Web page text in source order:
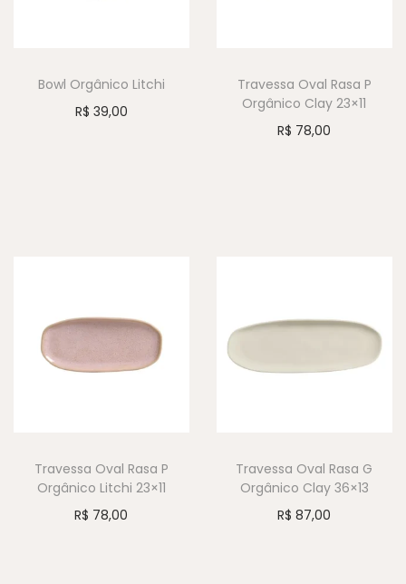
Bowl Orgânico Litchi
R$ 39,00
Travessa Oval Rasa P
Orgânico Clay 23×11
R$ 78,00
Travessa Oval Rasa P
Orgânico Litchi 23×11
R$ 78,00
Travessa Oval Rasa G
Orgânico Clay 36×13
R$ 87,00